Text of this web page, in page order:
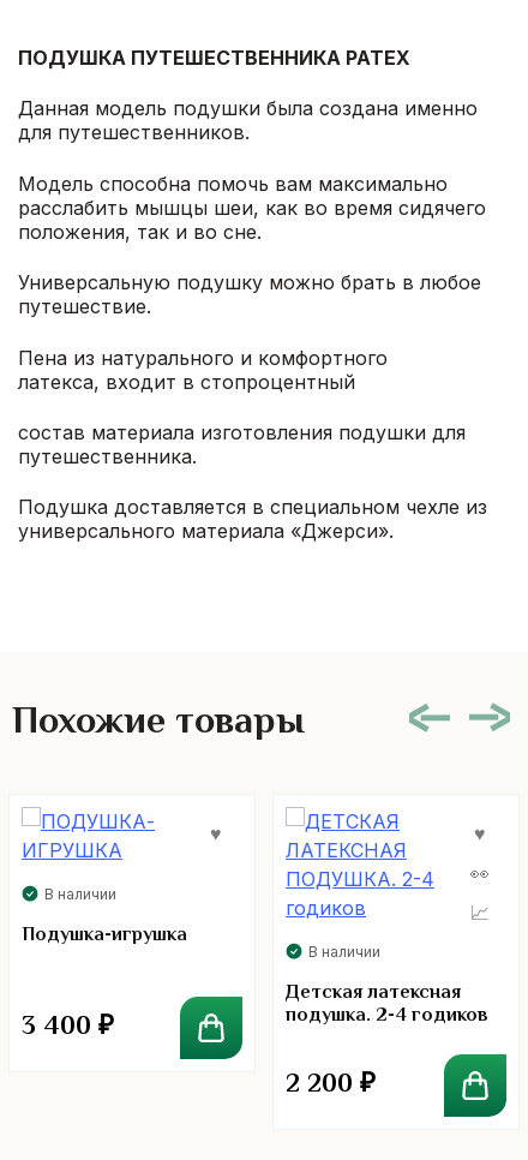
ПОДУШКА ПУТЕШЕСТВЕННИКА PATEX
Данная модель подушки была создана именно
для путешественников.
Модель способна помочь вам максимально
расслабить мышцы шеи, как во время сидячего
положения, так и во сне.
Универсальную подушку можно брать в любое
путешествие.
Пена из натурального и комфортного
латекса, входит в стопроцентный
состав материала изготовления подушки для
путешественника.
Подушка доставляется в специальном чехле из
универсального материала «Джерси».
Похожие товары
В наличии
Подушка-игрушка
3 400 ₽
В наличии
Детская латексная
подушка. 2-4 годиков
2 200 ₽